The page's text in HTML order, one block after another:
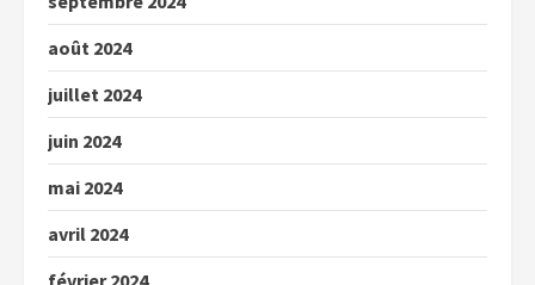
août 2024
juillet 2024
juin 2024
mai 2024
avril 2024
février 2024